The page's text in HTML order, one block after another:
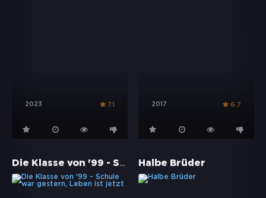
2023 7.1 2017 6.7
Die Klasse von '99 - Schule war gestern, Leben ist jetzt Halbe Brüder